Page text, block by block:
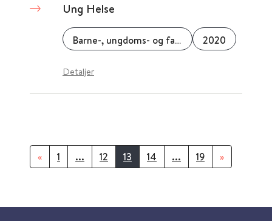
Ung Helse
Barne-, ungdoms- og familiedirektoratet (Bufdir) 2020
Detaljer
« 1 ... 12 13 14 ... 19 »